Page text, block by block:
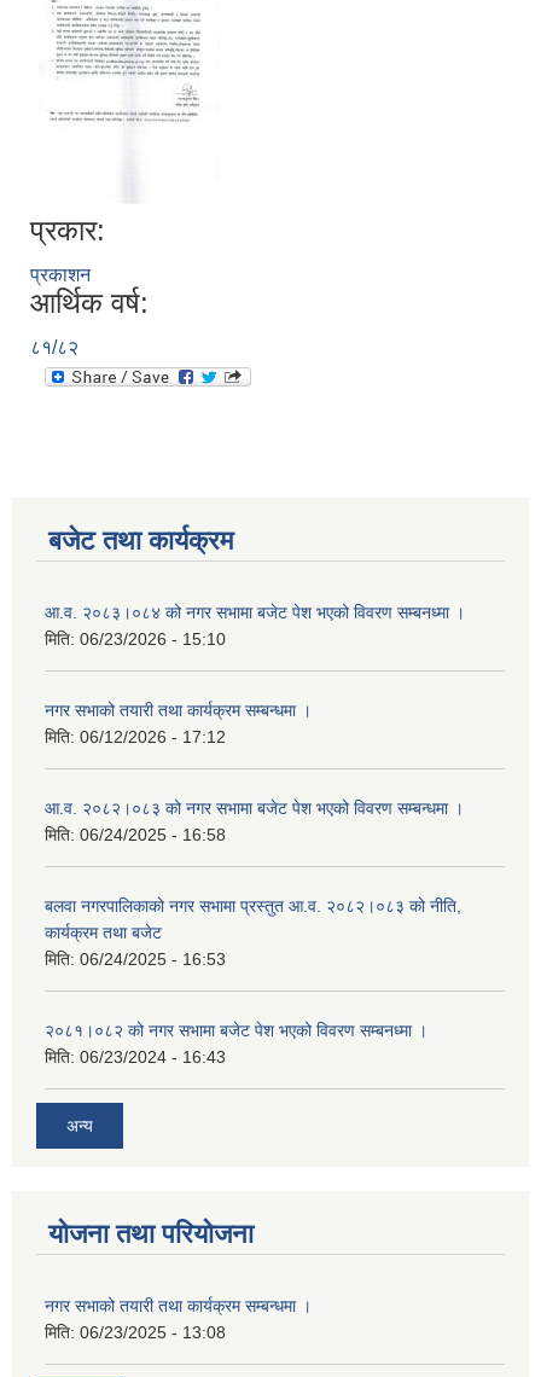
प्रकार:
प्रकाशन
आर्थिक वर्ष:
८१/८२
बजेट तथा कार्यक्रम
आ.व. २०८३।०८४ को नगर सभामा बजेट पेश भएको विवरण सम्बनध्मा ।
मिति: 06/23/2026 - 15:10
नगर सभाको तयारी तथा कार्यक्रम सम्बन्धमा ।
मिति: 06/12/2026 - 17:12
आ.व. २०८२।०८३ को नगर सभामा बजेट पेश भएको विवरण सम्बन्धमा ।
मिति: 06/24/2025 - 16:58
बलवा नगरपालिकाको नगर सभामा प्रस्तुत आ.व. २०८२।०८३ को नीति,
कार्यक्रम तथा बजेट
मिति: 06/24/2025 - 16:53
२०८१।०८२ को नगर सभामा बजेट पेश भएको विवरण सम्बनध्मा ।
मिति: 06/23/2024 - 16:43
अन्य
योजना तथा परियोजना
नगर सभाको तयारी तथा कार्यक्रम सम्बन्धमा ।
मिति: 06/23/2025 - 13:08